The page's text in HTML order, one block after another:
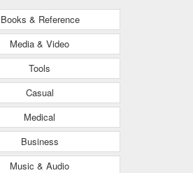
Books & Reference
Media & Video
Tools
Casual
Medical
Business
Music & Audio